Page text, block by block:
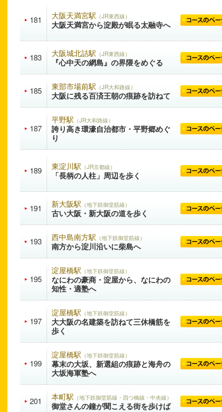
181 大阪天満宮駅 （JR東西線）
大阪天満宮から淀殿が眠る太融寺へ
183 大阪城北詰駅 （JR東西線）
『心中天の網島』の界隈をめぐる
185 東部市場前駅 （JR大和路線）
大阪に残る百済王朝の痕跡を訪ねて
187
平野駅 （JR大和路線）
誇り高き環濠自治都市・平野郷めぐ
り
189 東淀川駅 （JR京都線）
「長柄の人柱」周辺を歩く
191 新大阪駅 （地下鉄御堂筋線）
古い大阪・新大阪の道を歩く
193 西中島南方駅 （地下鉄御堂筋線）
南方から淀川沿いに柴島へ
195
淀屋橋駅 （地下鉄御堂筋線）
なにわの豪商・淀屋から、なにわの
知性・適塾へ
197
淀屋橋駅 （地下鉄御堂筋線）
大大阪の名建築を訪ねて三休橋筋を
歩く
199
淀屋橋駅 （地下鉄御堂筋線）
幕末の大坂、新選組の痕跡と海舟の
大坂海軍塾へ
201 本町駅 （地下鉄御堂筋線・四つ橋線・中央線）
御堂さんの鐘が聞こえる街を歩けば